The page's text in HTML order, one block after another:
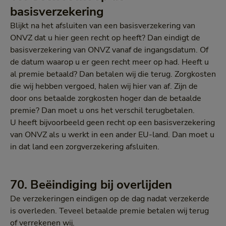
basisverzekering
Blijkt na het afsluiten van een basisverzekering van
ONVZ dat u hier geen recht op heeft? Dan eindigt de
basisverzekering van ONVZ vanaf de ingangsdatum. Of
de datum waarop u er geen recht meer op had. Heeft u
al premie betaald? Dan betalen wij die terug. Zorgkosten
die wij hebben vergoed, halen wij hier van af. Zijn de
door ons betaalde zorgkosten hoger dan de betaalde
premie? Dan moet u ons het verschil terugbetalen.
U heeft bijvoorbeeld geen recht op een basisverzekering
van ONVZ als u werkt in een ander EU-land. Dan moet u
in dat land een zorgverzekering afsluiten.
70. Beëindiging bij overlijden
De verzekeringen eindigen op de dag nadat verzekerde
is overleden. Teveel betaalde premie betalen wij terug
of verrekenen wij.